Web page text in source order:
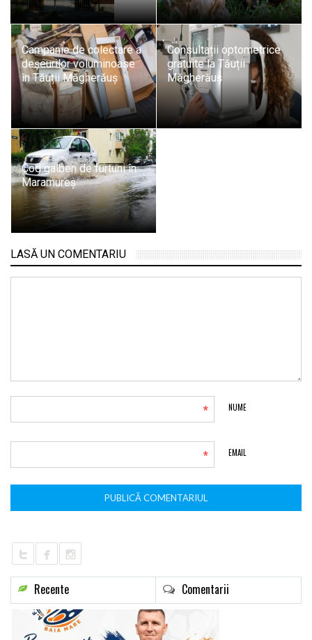
Campanie de colectare a
deșeurilor voluminoase
în Tăuții Măgherăuș
Consultații optometrice
gratuite la Tăuții
Măgherăuș
Cod galben de furtuni în
Maramureș
LASĂ UN COMENTARIU
NUME
*
EMAIL
*
Recente Comentarii